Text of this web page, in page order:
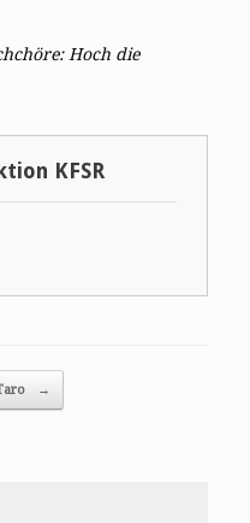
Hoch die
KFSR
→